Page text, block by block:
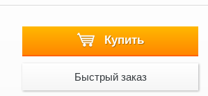
Купить
Быстрый заказ